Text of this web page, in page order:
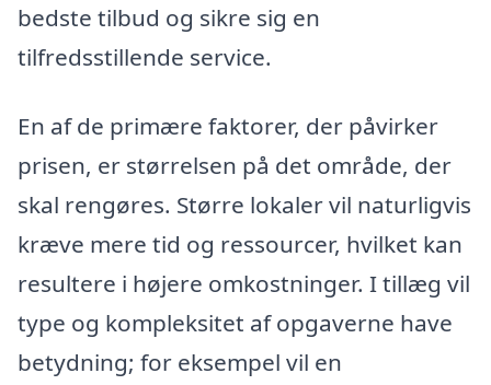
bedste tilbud og sikre sig en
tilfredsstillende service.
En af de primære faktorer, der påvirker
prisen, er størrelsen på det område, der
skal rengøres. Større lokaler vil naturligvis
kræve mere tid og ressourcer, hvilket kan
resultere i højere omkostninger. I tillæg vil
type og kompleksitet af opgaverne have
betydning; for eksempel vil en